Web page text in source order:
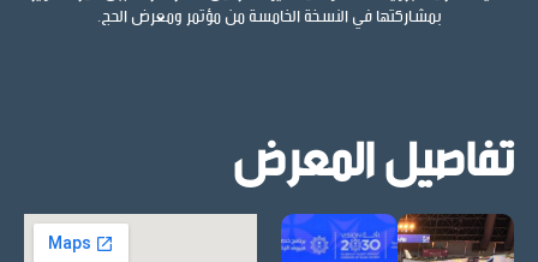
بمشاركتها في النسخة الخامسة من مؤتمر ومعرض الحج.
تفاصيل المعرض